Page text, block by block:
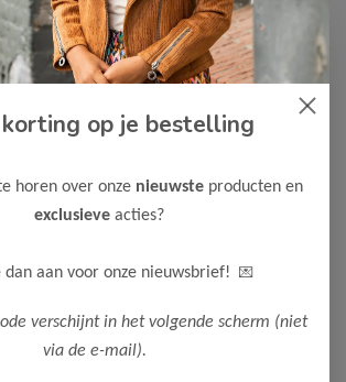
110 116 122-128
op je bestelling
horen over onze nieuwste producten en
exclusieve acties?
dan aan voor onze nieuwsbrief! 💌
verschijnt in het volgende scherm (niet
via de e-mail).